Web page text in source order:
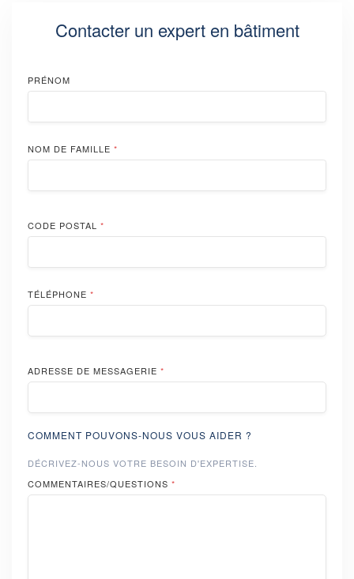
Contacter un expert en bâtiment
PRÉNOM
NOM DE FAMILLE *
CODE POSTAL *
TÉLÉPHONE *
ADRESSE DE MESSAGERIE *
COMMENT POUVONS-NOUS VOUS AIDER ?
DÉCRIVEZ-NOUS VOTRE BESOIN D'EXPERTISE.
COMMENTAIRES/QUESTIONS *